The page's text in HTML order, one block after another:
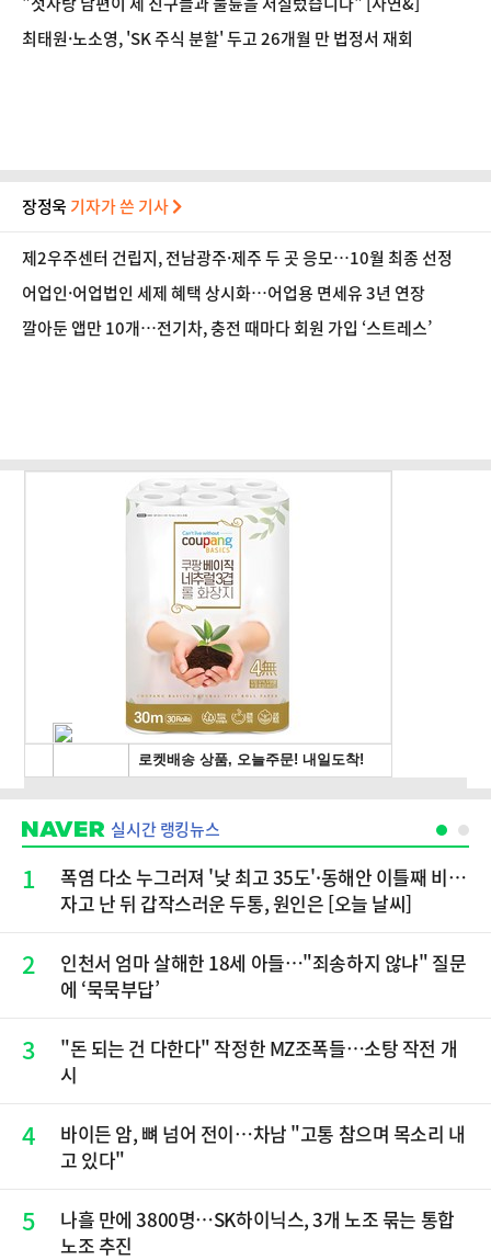
최태원·노소영, 'SK 주식 분할' 두고 26개월 만 법정서 재회
장정욱 기자가 쓴 기사
제2우주센터 건립지, 전남광주·제주 두 곳 응모…10월 최종 선정
어업인·어업법인 세제 혜택 상시화…어업용 면세유 3년 연장
깔아둔 앱만 10개…전기차, 충전 때마다 회원 가입 ‘스트레스’
실시간 랭킹뉴스
1
폭염 다소 누그러져 '낮 최고 35도'·동해안 이틀째 비…
자고 난 뒤 갑작스러운 두통, 원인은 [오늘 날씨]
2
인천서 엄마 살해한 18세 아들…"죄송하지 않냐" 질문
에 ‘묵묵부답’
3
"돈 되는 건 다한다" 작정한 MZ조폭들…소탕 작전 개
시
4
바이든 암, 뼈 넘어 전이…차남 "고통 참으며 목소리 내
고 있다"
5
나흘 만에 3800명…SK하이닉스, 3개 노조 묶는 통합
노조 추진